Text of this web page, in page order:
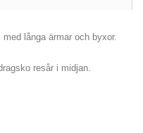
långa ärmar och byxor.
resår i midjan.